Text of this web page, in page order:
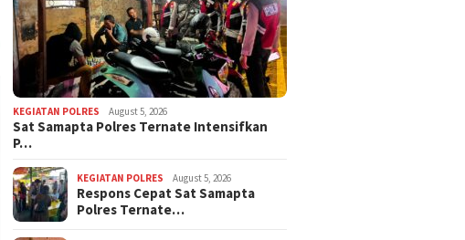
KEGIATAN POLRES August 5, 2026
Sat Samapta Polres Ternate Intensifkan
P…
KEGIATAN POLRES August 5, 2026
Respons Cepat Sat Samapta
Polres Ternate…